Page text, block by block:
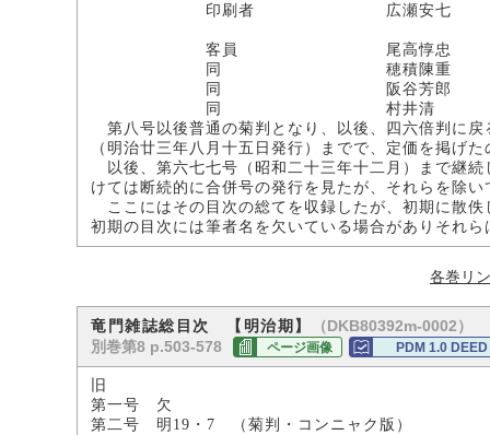
印刷者 広瀬安七
客員 尾高惇忠
同 穂積陳重
同 阪谷芳郎
同 村井清
第八号以後普通の菊判となり、以後、四六倍判に
（明治廿三年八月十五日発行）までで、定価を掲げ
以後、第六七七号（昭和二十三年十二月）まで継
けては断続的に合併号の発行を見たが、それらを除
ここにはその目次の総てを収録したが、初期に散
初期の目次には筆者名を欠いている場合がありそれら
各巻リ
竜門雑誌総目次 【明治期】
（DKB80392m-0002）
別巻第8 p.503-578
ページ画像 PDM 1.0 DEED
旧
第一号 欠
第二号 明19・7 （菊判・コンニャク版）